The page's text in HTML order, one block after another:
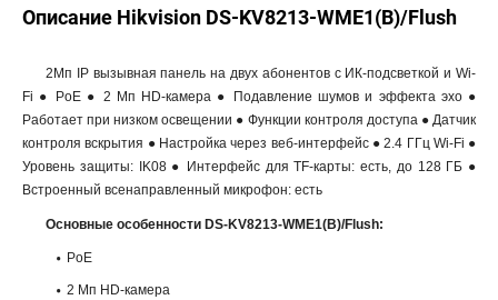
Описание Hikvision DS-KV8213-WME1(B)/Flush
2Мп IP вызывная панель на двух абонентов с ИК-подсветкой и Wi-
Fi ● PoE ● 2 Мп HD-камера ● Подавление шумов и эффекта эхо ●
Работает при низком освещении ● Функции контроля доступа ● Датчик
контроля вскрытия ● Настройка через веб-интерфейс ● 2.4 ГГц Wi-Fi ●
Уровень защиты: IK08 ● Интерфейс для TF-карты: есть, до 128 ГБ ●
Встроенный всенаправленный микрофон: есть
Основные особенности DS-KV8213-WME1(B)/Flush:
PoE
2 Мп HD-камера